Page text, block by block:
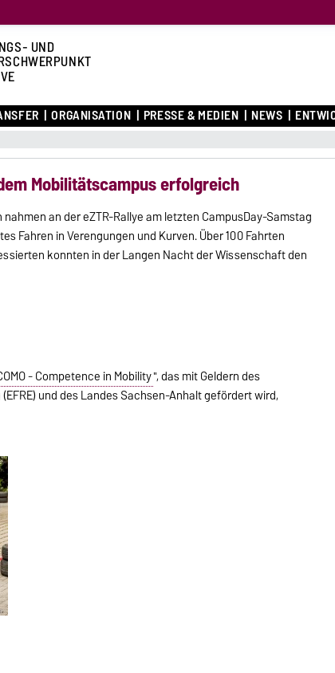
UND
ORGANISATION PRESSE & MEDIEN NEWS
Mobilitätscampus erfolgreich
an der eZTR-Rallye am letzten CampusDay-Samstag
Fahren in Verengungen und Kurven. Über 100 Fahrten
konnten in der Langen Nacht der Wissenschaft den
- Competence in Mobility", das mit Geldern des
und des Landes Sachsen-Anhalt gefördert wird,